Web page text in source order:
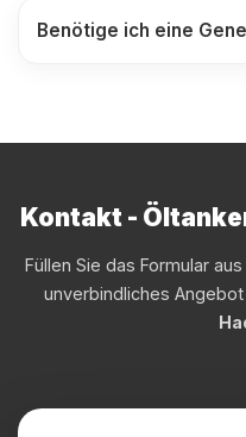
Benötige ich eine
Kontakt -
Füllen Sie das Formular
unverbindliches Angebot